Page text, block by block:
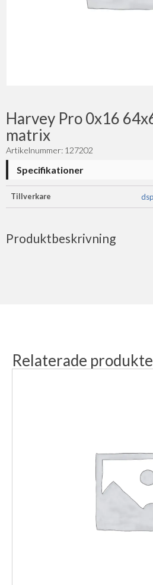
Harvey Pro 0x16
matrix
Artikelnummer: 127202
Specifikationer
Tillverkare
Produktbeskrivning
Relaterade